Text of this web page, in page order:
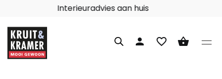
Interieuradvies aan huis
person favorite_border shopping_basket